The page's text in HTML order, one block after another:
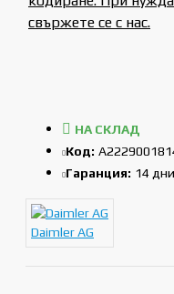
свържете се с нас.
НА СКЛАД
Код:
Гаранция: 14 дни
Daimler AG